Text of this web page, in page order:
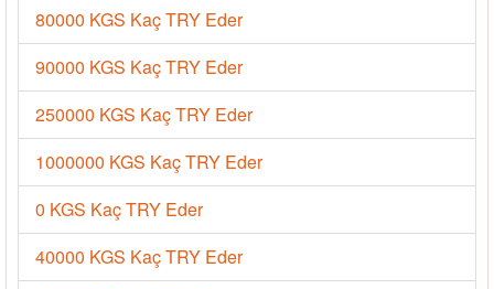
80000 KGS Kaç TRY Eder
90000 KGS Kaç TRY Eder
250000 KGS Kaç TRY Eder
1000000 KGS Kaç TRY Eder
0 KGS Kaç TRY Eder
40000 KGS Kaç TRY Eder